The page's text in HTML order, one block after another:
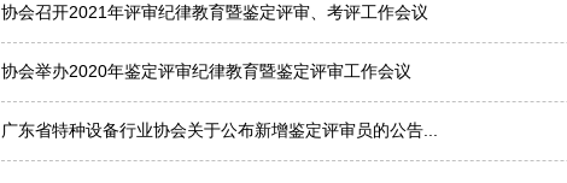
协会召开2021年评审纪律教育暨鉴定评审、考评工作会议
协会举办2020年鉴定评审纪律教育暨鉴定评审工作会议
广东省特种设备行业协会关于公布新增鉴定评审员的公告...